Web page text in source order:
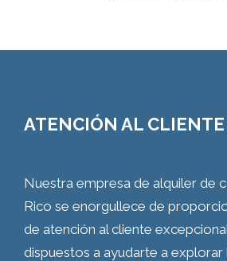
ATENCIÓN AL CLIENTE
Nuestra empresa de alquiler de
Rico se enorgullece de
de atención al cliente
dispuestos a ayudarte a